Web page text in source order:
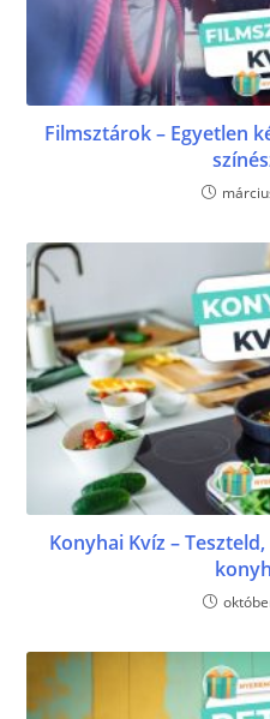
Filmsztárok – Egyetlen
Konyhai Kvíz –